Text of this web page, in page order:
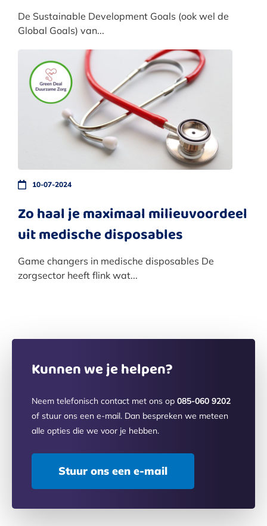
De Sustainable Development Goals (ook wel de
Global Goals) van...
10-07-2024
Zo haal je maximaal milieuvoordeel
uit medische disposables
Game changers in medische disposables De
zorgsector heeft flink wat...
Kunnen we je helpen?
Neem telefonisch contact met ons op 085-060 9202
of stuur ons een e-mail. Dan bespreken we meteen
alle opties die we voor je hebben.
Stuur ons een e-mail